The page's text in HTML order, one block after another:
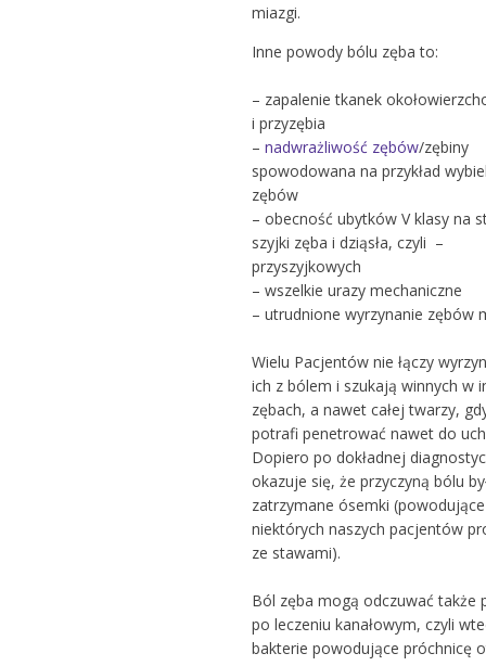
miazgi.
Inne powody bólu zęba to:
– zapalenie tkanek
i przyzębia
– nadwrażliwość zębów/zębiny
spowodowana na przykład
zębów
– obecność ubytków V klasy na
szyjki zęba i dziąsła, czyli –
przyszyjkowych
– wszelkie urazy mechaniczne
– utrudnione wyrzynanie zębów
Wielu Pacjentów nie łączy
ich z bólem i szukają winnych w
zębach, a nawet całej twarzy,
potrafi penetrować nawet do
Dopiero po dokładnej
okazuje się, że przyczyną bólu
zatrzymane ósemki
niektórych naszych pacjentów
ze stawami).
Ból zęba mogą odczuwać także
po leczeniu kanałowym, czyli
bakterie powodujące próchnicę